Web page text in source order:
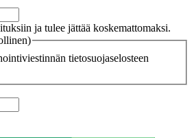
ja tulee jättää koskemattomaksi.
tietosuojaselosteen